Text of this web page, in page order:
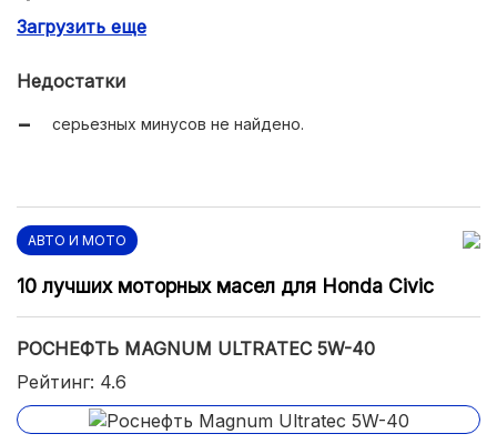
способствует уменьшению расхода топлива;
Загрузить еще
Недостатки
серьезных минусов не найдено.
АВТО И МОТО
10 лучших моторных масел для Honda Civic
РОСНЕФТЬ MAGNUM ULTRATEC 5W-40
Рейтинг: 4.6